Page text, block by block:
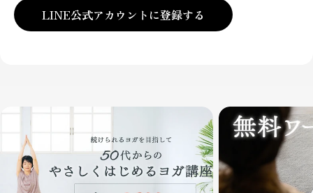
LINE公式アカウントに登録する